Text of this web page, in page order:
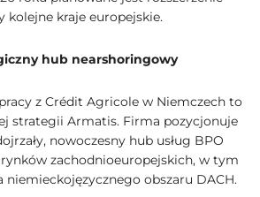
kolejne kraje europejskie.
hub nearshoringowy
z Crédit Agricole w Niemczech to
strategii Armatis. Firma pozycjonuje
nowoczesny hub usług BPO
zachodnioeuropejskich, w tym
niemieckojęzycznego obszaru DACH.